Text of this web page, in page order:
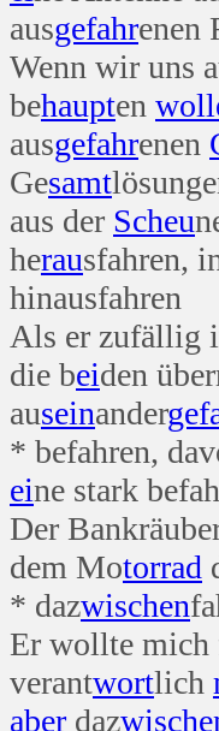
ausgefahrenen
Wenn wir uns
behaupten
ausgefahrenen
Gesamt
aus der Scheu
herausfahren,
hinausfahren
Als er zufällig
die beiden
auseinander
* befahren,
eine stark
Der
dem Motorrad
* dazwischen
Er wollte mich
verantwortlich
aber daz